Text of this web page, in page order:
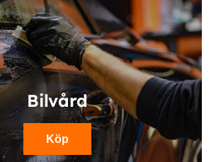
Bilvård
Köp